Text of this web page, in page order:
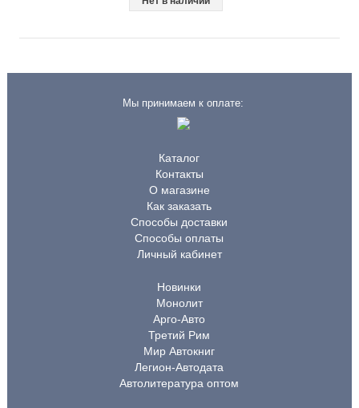
Мы принимаем к оплате:
Каталог
Контакты
О магазине
Как заказать
Способы доставки
Способы оплаты
Личный кабинет
Новинки
Монолит
Арго-Авто
Третий Рим
Мир Автокниг
Легион-Автодата
Автолитература оптом